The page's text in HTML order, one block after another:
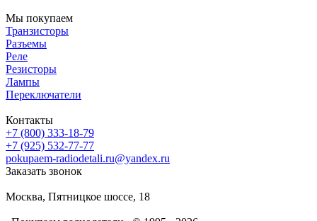
Мы покупаем
Транзисторы
Разъемы
Реле
Резисторы
Лампы
Переключатели
Контакты
+7 (800) 333-18-79
+7 (925) 532-77-77
pokupaem-radiodetali.ru@yandex.ru
Заказать звонок
Москва, Пятницкое шоссе, 18